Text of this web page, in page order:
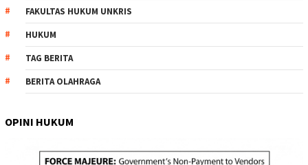
FAKULTAS HUKUM UNKRIS
HUKUM
TAG BERITA
BERITA OLAHRAGA
OPINI HUKUM